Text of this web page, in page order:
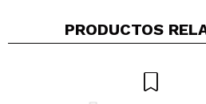
PRODUCTOS